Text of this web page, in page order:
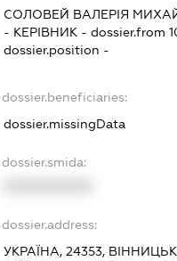
СОЛОВЕЙ ВАЛЕРІЯ
- КЕРІВНИК - dossier.from
dossier.position -
dossier.beneficiaries:
dossier.missingData
dossier.smida:
dossier.address:
УКРАЇНА, 24353,